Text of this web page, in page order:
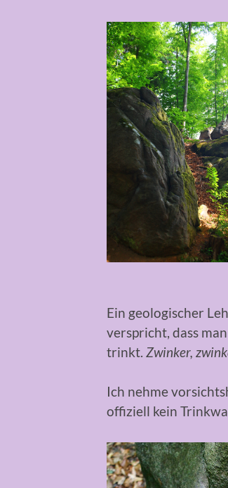
Ein geologischer
verspricht, dass
trinkt. Zwinker,
Ich nehme
offiziell kein